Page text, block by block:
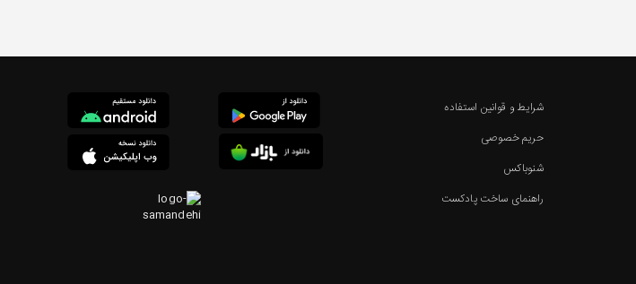
شرایط و قوانین استفاده
حریم خصوصی
شنوباکس
راهنمای ساخت پادکست